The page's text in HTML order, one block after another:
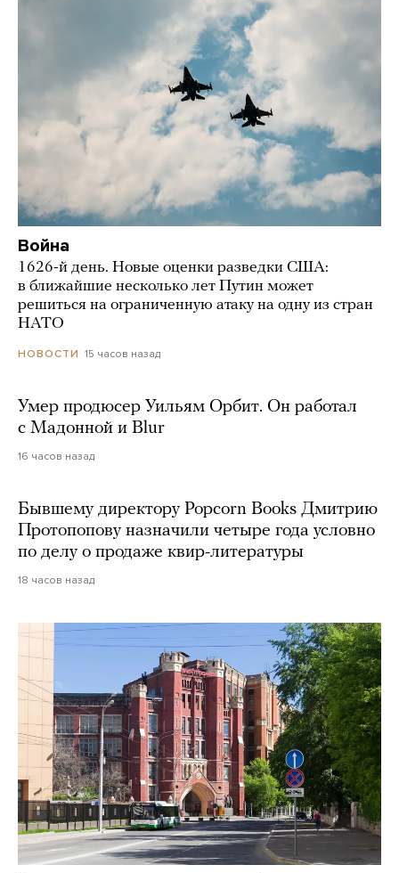
Война
1626-й день. Новые оценки разведки США:
в ближайшие несколько лет Путин может
решиться на ограниченную атаку на одну из стран
НАТО
НОВОСТИ 15 часов назад
Умер продюсер Уильям Орбит. Он работал
с Мадонной и Blur
16 часов назад
Бывшему директору Popcorn Books Дмитрию
Протопопову назначили четыре года условно
по делу о продаже квир-литературы
18 часов назад